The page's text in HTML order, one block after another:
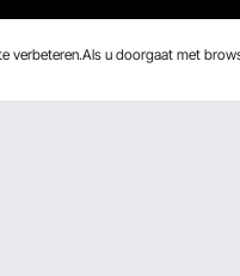
verbeteren.Als u doorgaat met